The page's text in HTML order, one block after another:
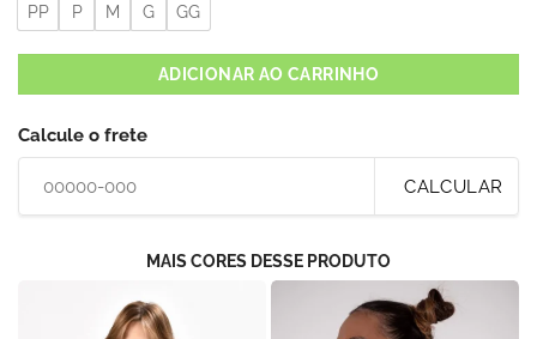
PP P M G GG
ADICIONAR AO CARRINHO
Calcule o frete
CALCULAR
MAIS CORES DESSE PRODUTO